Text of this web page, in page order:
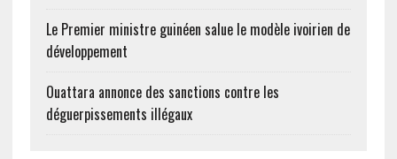
Le Premier ministre guinéen salue le modèle ivoirien de
développement
Ouattara annonce des sanctions contre les
déguerpissements illégaux